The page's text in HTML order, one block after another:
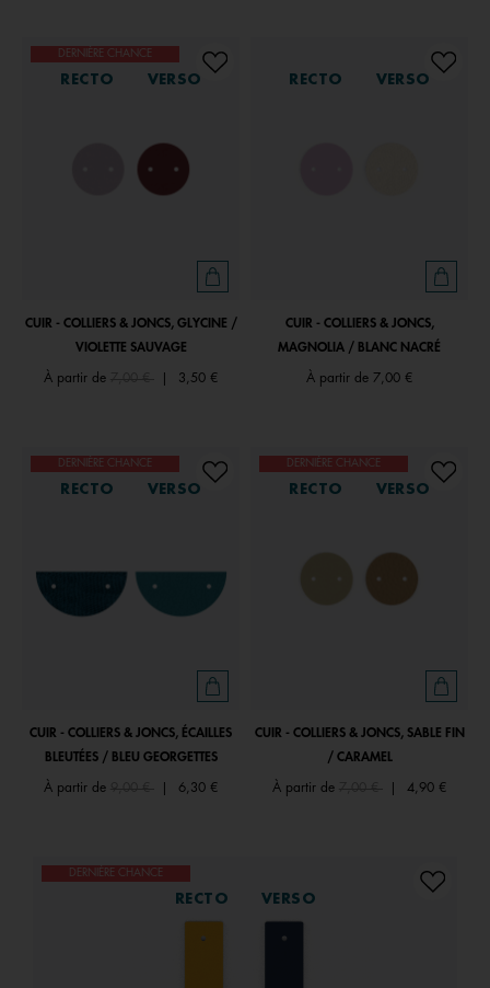
DERNIÈRE CHANCE
RECTO VERSO
CUIR - COLLIERS & JONCS, GLYCINE /
VIOLETTE SAUVAGE
À partir de Price reduced from
3,50 €
RECTO VERSO
CUIR - COLLIERS & JONCS,
MAGNOLIA / BLANC NACRÉ
À partir de 7,00 €
DERNIÈRE CHANCE
RECTO VERSO
CUIR - COLLIERS & JONCS, ÉCAILLES
BLEUTÉES / BLEU GEORGETTES
À partir de Price reduced from
6,30 €
DERNIÈRE CHANCE
RECTO VERSO
CUIR - COLLIERS & JONCS, SABLE FIN
/ CARAMEL
À partir de Price reduced from
4,90 €
DERNIÈRE CHANCE
RECTO VERSO